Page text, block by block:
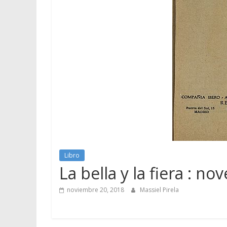
Libro
La bella y la fiera :
noviembre 20, 2018 Massiel Pirela